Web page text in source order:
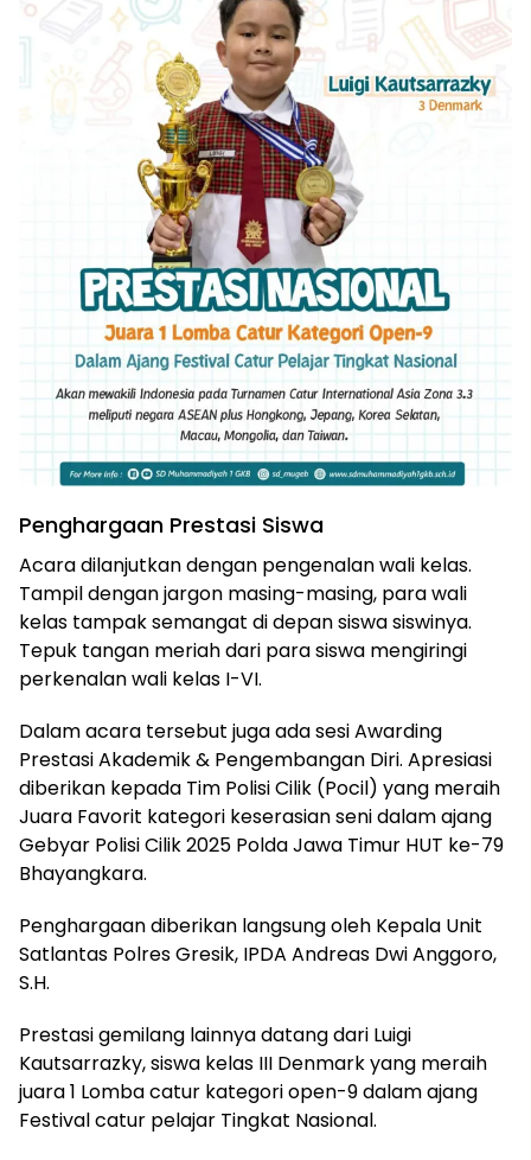
Penghargaan Prestasi Siswa
Acara dilanjutkan dengan pengenalan wali kelas.
Tampil dengan jargon masing-masing, para wali
kelas tampak semangat di depan siswa siswinya.
Tepuk tangan meriah dari para siswa mengiringi
perkenalan wali kelas I-VI.
Dalam acara tersebut juga ada sesi Awarding
Prestasi Akademik & Pengembangan Diri. Apresiasi
diberikan kepada Tim Polisi Cilik (Pocil) yang meraih
Juara Favorit kategori keserasian seni dalam ajang
Gebyar Polisi Cilik 2025 Polda Jawa Timur HUT ke-79
Bhayangkara.
Penghargaan diberikan langsung oleh Kepala Unit
Satlantas Polres Gresik, IPDA Andreas Dwi Anggoro,
S.H.
Prestasi gemilang lainnya datang dari Luigi
Kautsarrazky, siswa kelas III Denmark yang meraih
juara 1 Lomba catur kategori open-9 dalam ajang
Festival catur pelajar Tingkat Nasional.